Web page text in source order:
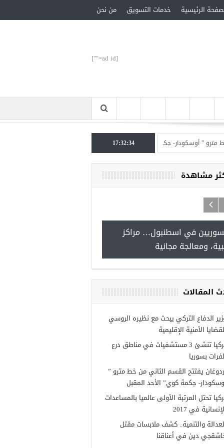
الرئيسية خدمات التسويق من نحن
[ad id=""]
” أوسكودار- جكمة كوي” الأحد المقبل
17:32:34
مشاهدة
في اسطنبول… مراكز
ومعالجة مجانية
المقالات
الدفاع التركي يبحث مع نظيره الروسي
الأمنية الإقليمية
تركيا تنشئ 3 مستشفيات في مناطق درع
بسوريا
يفتتح القسم الثاني من خط مترو ”
جكمة كوي” الأحد المقبل
تحتل المرتبة الأولى عالميا بالمساعدات
في 2017
والتنمية.. كشف ملابسات مقتل
دين في أعناقنا